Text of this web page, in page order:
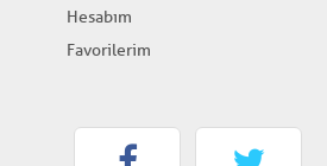
Hesabım
Favorilerim